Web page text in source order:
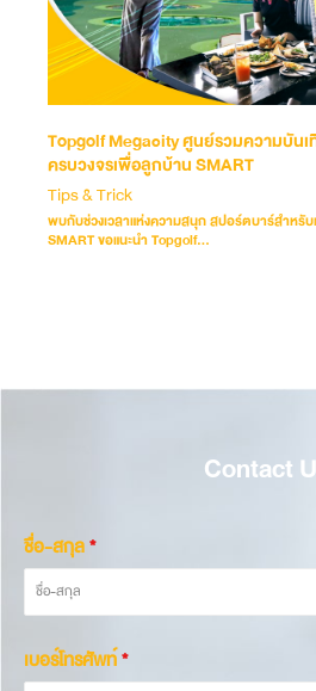
Topgolf Megacity ศูนย์รวมความบัน
ครบวงจรเพื่อลูกบ้าน SMART
Tips & Trick
พบกับช่วงเวลาแห่งความสนุก สปอร์ตบาร์สำหรั
SMART ขอแนะนำ Topgolf...
Contact
ชื่อ-สกุล*
เบอร์โทรศัพท์*